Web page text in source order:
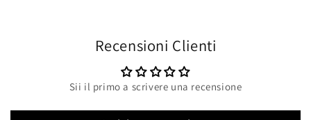
Recensioni Clienti
Sii il primo a scrivere una recensione